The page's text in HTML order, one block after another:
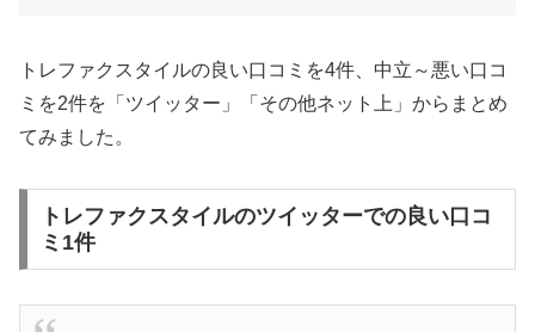
トレファクスタイルの良い口コミを4件、中立～悪い口コ
ミを2件を「ツイッター」「その他ネット上」からまとめ
てみました。
トレファクスタイルのツイッターでの良い口コ
ミ1件